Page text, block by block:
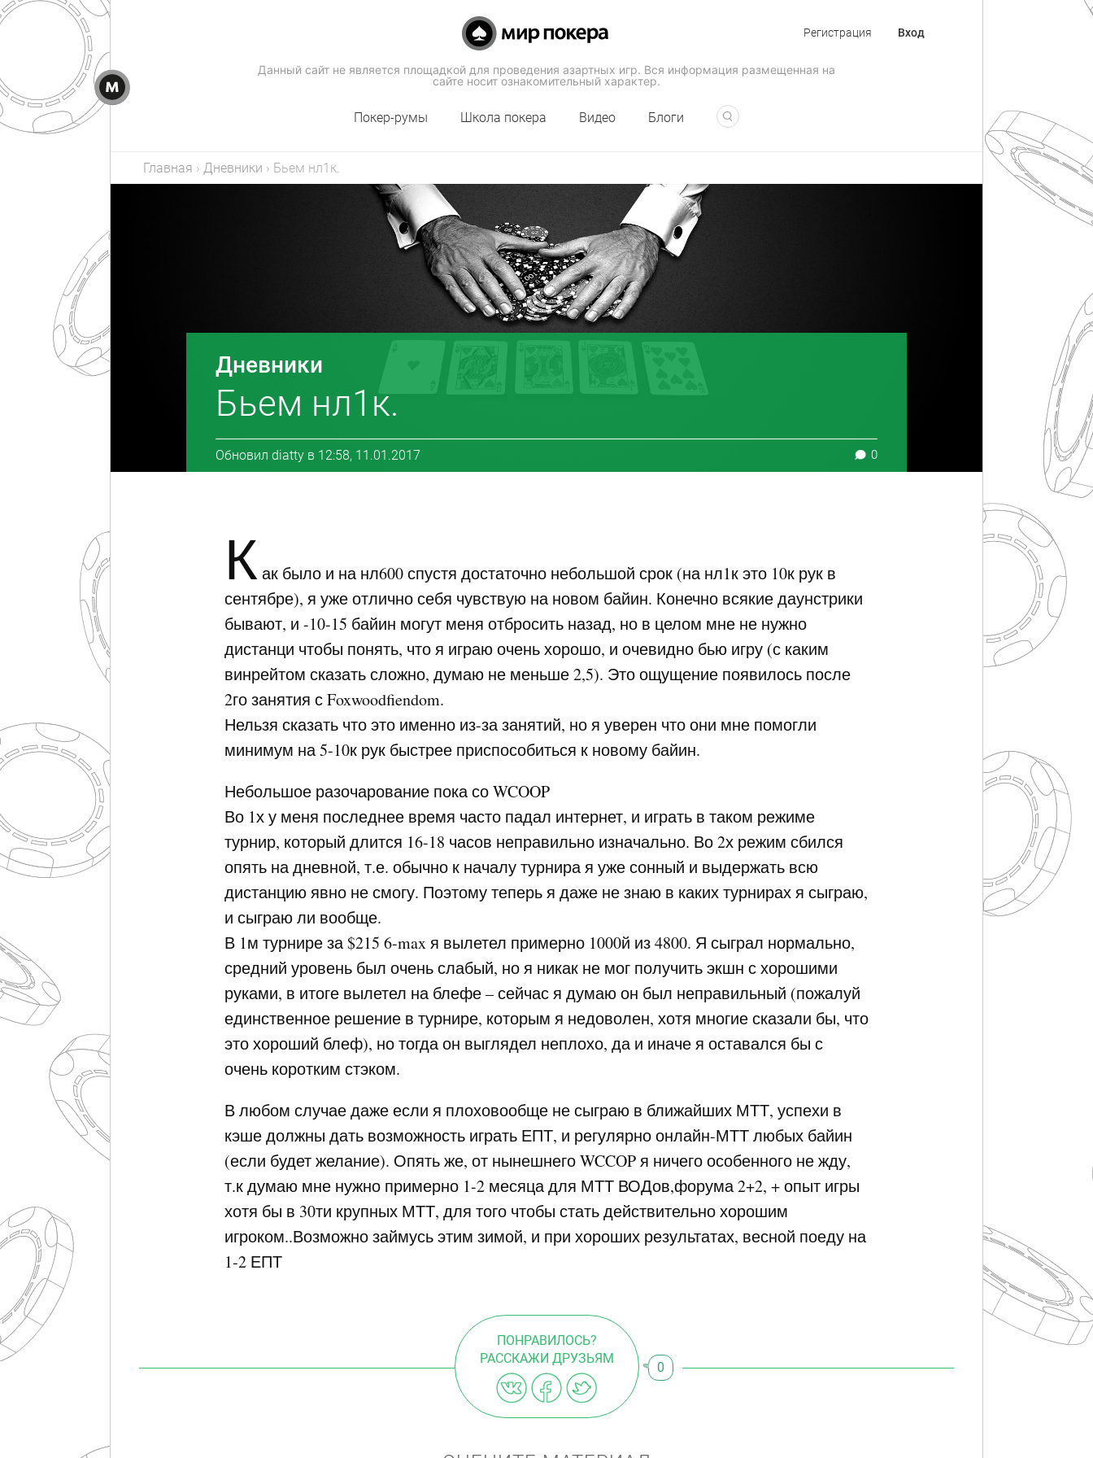
Данный сайт не является площадкой для проведения азартных игр. Вся информация размещенная на
сайте носит ознакомительный характер.
Регистрация Вход
Покер-румы Школа покера Видео Блоги
Главная › Дневники › Бьем нл1к.
Дневники
Бьем нл1к.
Обновил diatty в 12:58, 11.01.2017 0
Как было и на нл600 спустя достаточно небольшой срок (на нл1к это 10к рук в
сентябре), я уже отлично себя чувствую на новом байин. Конечно всякие даунстрики
бывают, и -10-15 байин могут меня отбросить назад, но в целом мне не нужно
дистанци чтобы понять, что я играю очень хорошо, и очевидно бью игру (с каким
винрейтом сказать сложно, думаю не меньше 2,5). Это ощущение появилось после
2го занятия с Foxwoodfiendom.
Нельзя сказать что это именно из-за занятий, но я уверен что они мне помогли
минимум на 5-10к рук быстрее приспособиться к новому байин.
Небольшое разочарование пока соWCOOP
Во 1х у меня последнее время часто падал интернет, и играть в таком режиме
турнир, который длится 16-18 часов неправильно изначально. Во 2х режим сбился
опять на дневной, т.е. обычно к началу турнира я уже сонный и выдержать всю
дистанцию явно не смогу. Поэтому теперь я даже не знаю в каких турнирах я сыграю,
и сыграю ли вообще.
В 1м турнире за $215 6-max я вылетел примерно 1000й из 4800. Я сыграл нормально,
средний уровень был очень слабый, но я никак не мог получить экшн с хорошими
руками, в итоге вылетел на блефе – сейчас я думаю он был неправильный (пожалуй
единственное решение в турнире, которым я недоволен, хотя многие сказали бы, что
это хороший блеф), но тогда он выглядел неплохо, да и иначе я оставался бы с
очень коротким стэком.
В любом случае даже если я плоховообще не сыграю в ближайших МТТ, успехи в
кэше должны дать возможность играть ЕПТ, и регулярно онлайн-МТТ любых байин
(если будет желание). Опять же, от нынешнегоWCCOPя ничего особенного не жду,
т.к думаю мне нужно примерно 1-2 месяца для МТТ ВОДов,форума 2+2, + опыт игры
хотя бы в 30ти крупных МТТ, для того чтобы стать действительно хорошим
игроком..Возможно займусь этим зимой, и при хороших результатах, весной поеду на
1-2 ЕПТ
ПОНРАВИЛОСЬ?
РАССКАЖИ ДРУЗЬЯМ
0